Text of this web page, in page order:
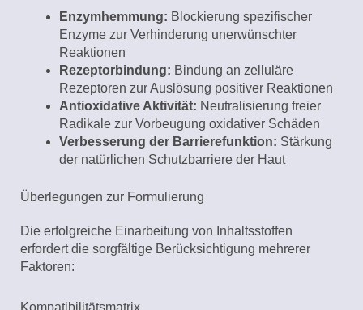
Enzymhemmung: Blockierung spezifischer
Enzyme zur Verhinderung unerwünschter
Reaktionen
Rezeptorbindung: Bindung an zelluläre
Rezeptoren zur Auslösung positiver Reaktionen
Antioxidative Aktivität: Neutralisierung freier
Radikale zur Vorbeugung oxidativer Schäden
Verbesserung der Barrierefunktion: Stärkung
der natürlichen Schutzbarriere der Haut
Überlegungen zur Formulierung
Die erfolgreiche Einarbeitung von Inhaltsstoffen
erfordert die sorgfältige Berücksichtigung mehrerer
Faktoren: